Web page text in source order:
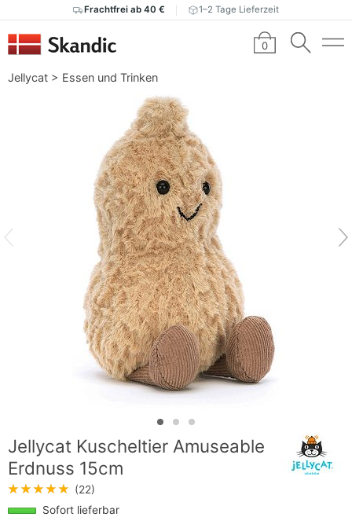
Frachtfrei ab 40 € 1–2 Tage Lieferzeit
0
Jellycat > Essen und Trinken
Jellycat Kuscheltier Amuseable
Erdnuss 15cm
★★★★★ (22)
Sofort lieferbar